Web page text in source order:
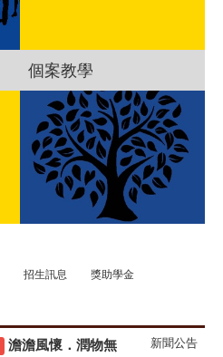
個案教學
招生訊息 獎助學金
澹澹風懷．潤物無
新聞公告